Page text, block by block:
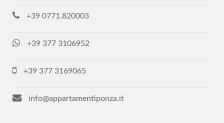
+39 0771.820003
+39 377 3106952
+39 377 3169065
info@appartamentiponza.it